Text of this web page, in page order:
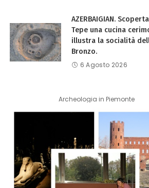
AZERBAIGIAN.
Tepe una cucina
illustra la socialità
Bronzo.
6 Agosto 2026
Archeologia in Piemonte